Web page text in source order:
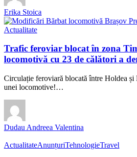
Erika Stoica
Actualitate
Trafic feroviar blocat în zona
locomotivă cu 23 de călători a
Circulație feroviară blocată între Holdea
unei locomotive!…
Dudau Andreea Valentina
ActualitateAnunțuriTehnologieTravel